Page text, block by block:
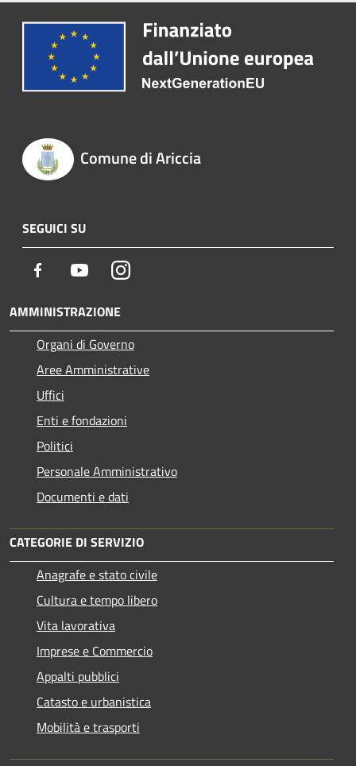
Comune di Ariccia
SEGUICI SU
Facebook YoutubeInstagram
AMMINISTRAZIONE
Organi di Governo
Aree Amministrative
Uffici
Enti e fondazioni
Politici
Personale Amministrativo
Documenti e dati
CATEGORIE DI SERVIZIO
Anagrafe e stato civile
Cultura e tempo libero
Vita lavorativa
Imprese e Commercio
Appalti pubblici
Catasto e urbanistica
Mobilità e trasporti